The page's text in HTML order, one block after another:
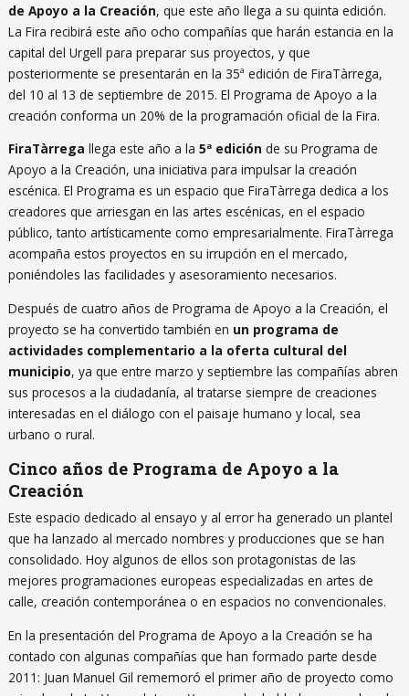
de Apoyo a la Creación, que este año llega a su quinta edición.
La Fira recibirá este año ocho compañías que harán estancia en la
capital del Urgell para preparar sus proyectos, y que
posteriormente se presentarán en la 35ª edición de FiraTàrrega,
del 10 al 13 de septiembre de 2015. El Programa de Apoyo a la
creación conforma un 20% de la programación oficial de la Fira.
FiraTàrrega llega este año a la 5ª edición de su Programa de
Apoyo a la Creación, una iniciativa para impulsar la creación
escénica. El Programa es un espacio que FiraTàrrega dedica a los
creadores que arriesgan en las artes escénicas, en el espacio
público, tanto artísticamente como empresarialmente. FiraTàrrega
acompaña estos proyectos en su irrupción en el mercado,
poniéndoles las facilidades y asesoramiento necesarios.
Después de cuatro años de Programa de Apoyo a la Creación, el
proyecto se ha convertido también en un programa de
actividades complementario a la oferta cultural del
municipio, ya que entre marzo y septiembre las compañías abren
sus procesos a la ciudadanía, al tratarse siempre de creaciones
interesadas en el diálogo con el paisaje humano y local, sea
urbano o rural.
Cinco años de Programa de Apoyo a la
Creación
Este espacio dedicado al ensayo y al error ha generado un plantel
que ha lanzado al mercado nombres y producciones que se han
consolidado. Hoy algunos de ellos son protagonistas de las
mejores programaciones europeas especializadas en artes de
calle, creación contemporánea o en espacios no convencionales.
En la presentación del Programa de Apoyo a la Creación se ha
contado con algunas compañías que han formado parte desde
2011: Juan Manuel Gil rememoró el primer año de proyecto como